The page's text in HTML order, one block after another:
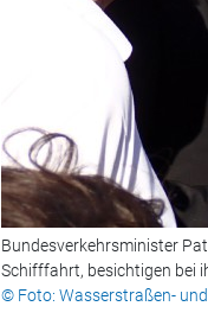
Bundesverkehrsminister
Schifffahrt, besichtigen bei
© Foto: Wasserstraßen-